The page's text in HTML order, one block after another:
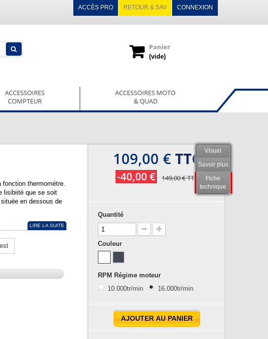
CONNEXION
RETOUR & SAV
ACCÈS PRO
Panier
(vide)
ACCESSOIRES
COMPTEUR
ACCESSOIRES MOTO
& QUAD
Visuel
Savoir plus
Fiche
technique
thermomètre.
lisibiité que se soit
en dessous de
LIRE LA SUITE
109,00 €TTC
-40,00 € 149,00 €TTC
Quantité
Couleur
RPM Régime moteur
10.000tr/min
16.000tr/min
AJOUTER AU PANIER